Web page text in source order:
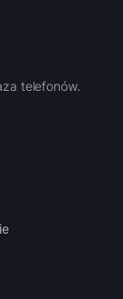
telefonów.